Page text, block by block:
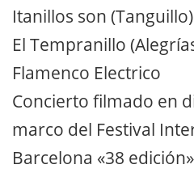
Itanillos son (Tanguillo)
El Tempranillo
Flamenco Electrico
Concierto filmado en
marco del Festival
Barcelona «38